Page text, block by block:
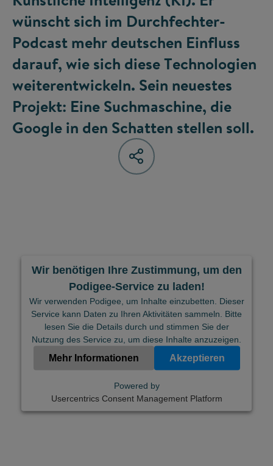
wünscht sich im Durchfechter-
Podcast mehr deutschen Einfluss
darauf, wie sich diese Technologien
weiterentwickeln. Sein neuestes
Projekt: Eine Suchmaschine, die
Google in den Schatten stellen soll.
Wir benötigen Ihre Zustimmung, um den
Podigee-Service zu laden!
Wir verwenden Podigee, um Inhalte einzubetten. Dieser
Service kann Daten zu Ihren Aktivitäten sammeln. Bitte
lesen Sie die Details durch und stimmen Sie der
Nutzung des Service zu, um diese Inhalte anzuzeigen.
Mehr Informationen Akzeptieren
Powered by
Usercentrics Consent Management Platform